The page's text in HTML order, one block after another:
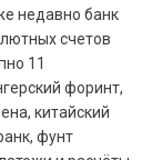
недавно банк
счетов
11
форинт,
китайский
фунт